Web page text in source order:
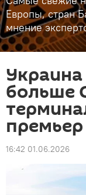
Европы, стран
мнение
больше
премьер
16:42 01.06.2026